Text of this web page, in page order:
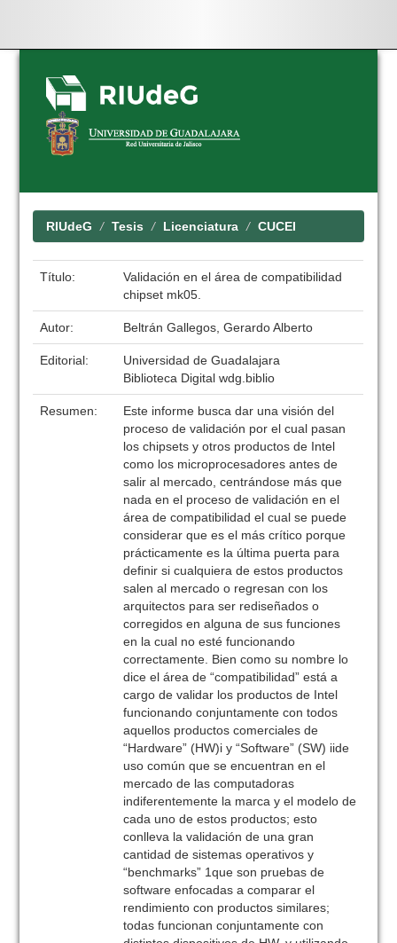
Skip
navigation
RIUdeG Tesis Licenciatura CUCEI
Título:
Validación en el área de compatibilidad
chipset mk05.
Autor: Beltrán Gallegos, Gerardo Alberto
Editorial:
Universidad de Guadalajara
Biblioteca Digital wdg.biblio
Resumen:
Este informe busca dar una visión del
proceso de validación por el cual pasan
los chipsets y otros productos de Intel
como los microprocesadores antes de
salir al mercado, centrándose más que
nada en el proceso de validación en el
área de compatibilidad el cual se puede
considerar que es el más crítico porque
prácticamente es la última puerta para
definir si cualquiera de estos productos
salen al mercado o regresan con los
arquitectos para ser rediseñados o
corregidos en alguna de sus funciones
en la cual no esté funcionando
correctamente. Bien como su nombre lo
dice el área de “compatibilidad” está a
cargo de validar los productos de Intel
funcionando conjuntamente con todos
aquellos productos comerciales de
“Hardware” (HW)i y “Software” (SW) iide
uso común que se encuentran en el
mercado de las computadoras
indiferentemente la marca y el modelo de
cada uno de estos productos; esto
conlleva la validación de una gran
cantidad de sistemas operativos y
“benchmarks” 1que son pruebas de
software enfocadas a comparar el
rendimiento con productos similares;
todas funcionan conjuntamente con